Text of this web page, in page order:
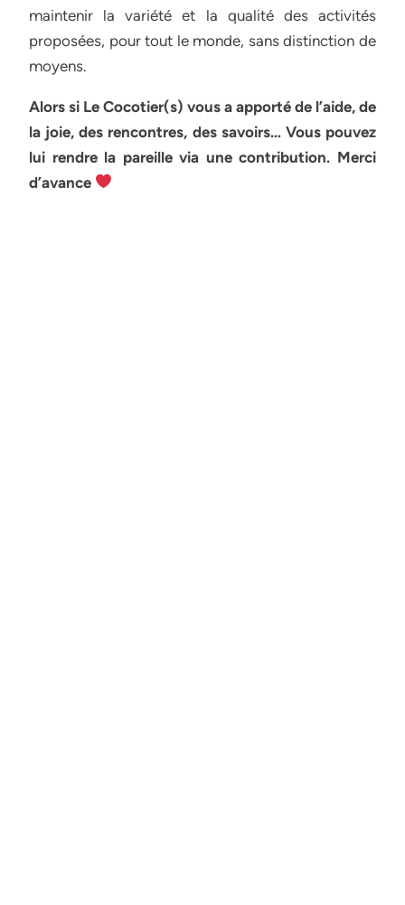
maintenir la variété et la qualité des activités
proposées, pour tout le monde, sans distinction de
moyens.
Alors si Le Cocotier(s) vous a apporté de l’aide, de
la joie, des rencontres, des savoirs… Vous pouvez
lui rendre la pareille via une contribution. Merci
d’avance